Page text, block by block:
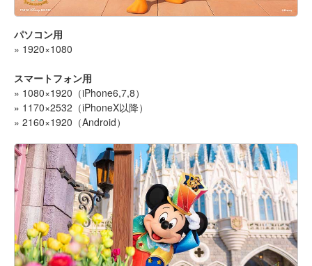
パソコン用
» 1920×1080
スマートフォン用
» 1080×1920（iPhone6,7,8）
» 1170×2532（iPhoneX以降）
» 2160×1920（Android）